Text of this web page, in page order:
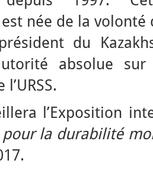
née de la volonté
du
absolue
l’Exposition
pour la durabilité